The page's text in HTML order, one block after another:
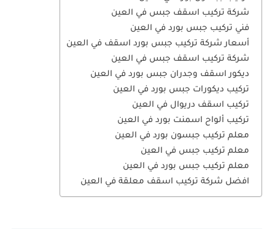
شركة تركيب اسقف جبس في العين
فني تركيب جبس بورد في العين
أسعار شركة تركيب جبس بورد اسقف في العين
شركة تركيب اسقف جبس في العين
ديكور اسقف وجدران جبس بورد في العين
تركيب ديكورات جبس بورد في العين
تركيب اسقف دريوال في العين
تركيب ألواح اسمنت بورد في العين
معلم تركيب جبسون بورد في العين
معلم تركيب جبس في العين
معلم تركيب جبس بورد في العين
افضل شركة تركيب اسقف معلقة في العين